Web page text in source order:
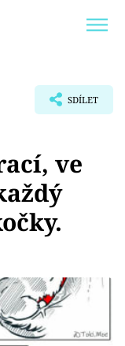
SDÍLET
ve